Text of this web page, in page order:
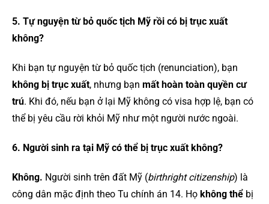
5. Tự nguyện từ bỏ quốc tịch Mỹ rồi có bị trục xuất
không?
Khi bạn tự nguyện từ bỏ quốc tịch (renunciation), bạn
không bị trục xuất, nhưng bạn mất hoàn toàn quyền cư
trú. Khi đó, nếu bạn ở lại Mỹ không có visa hợp lệ, bạn có
thể bị yêu cầu rời khỏi Mỹ như một người nước ngoài.
6. Người sinh ra tại Mỹ có thể bị trục xuất không?
Không. Người sinh trên đất Mỹ (birthright citizenship) là
công dân mặc định theo Tu chính án 14. Họ không thể bị